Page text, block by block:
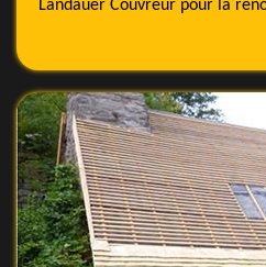
Landauer Couvreur pour la